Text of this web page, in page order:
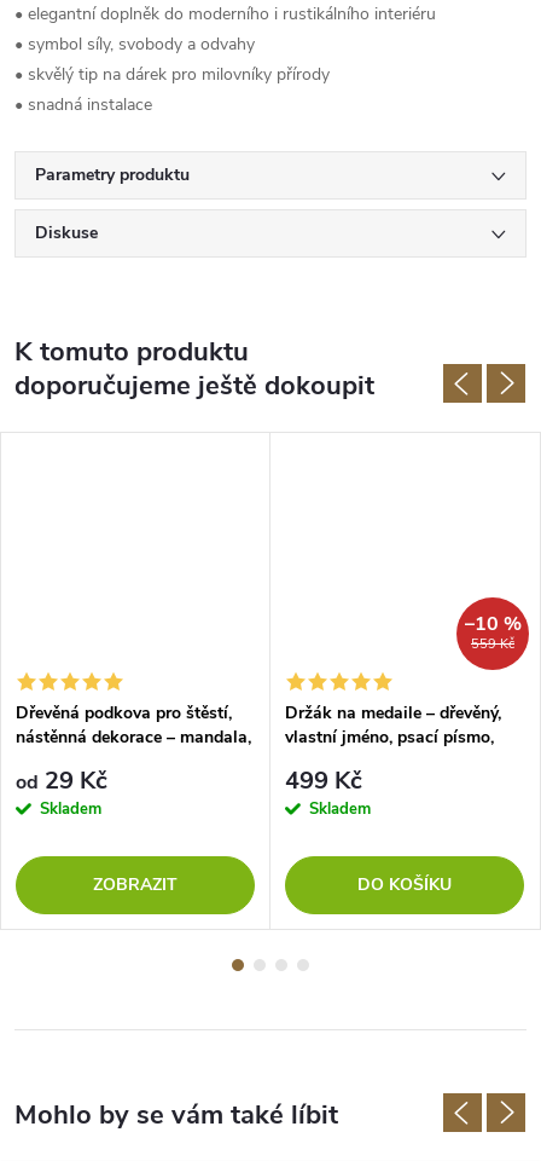
• elegantní doplněk do moderního i rustikálního interiéru
• symbol síly, svobody a odvahy
• skvělý tip na dárek pro milovníky přírody
• snadná instalace
Parametry produktu
Diskuse
K tomuto produktu
doporučujeme ještě dokoupit
Dřevěná podkova pro štěstí,
nástěnná dekorace – mandala,
od 29 Kč
Skladem
ZOBRAZIT
559 Kč
–10 %
Držák na medaile – dřevěný,
vlastní jméno, psací písmo,
499 Kč
Skladem
DO KOŠÍKU